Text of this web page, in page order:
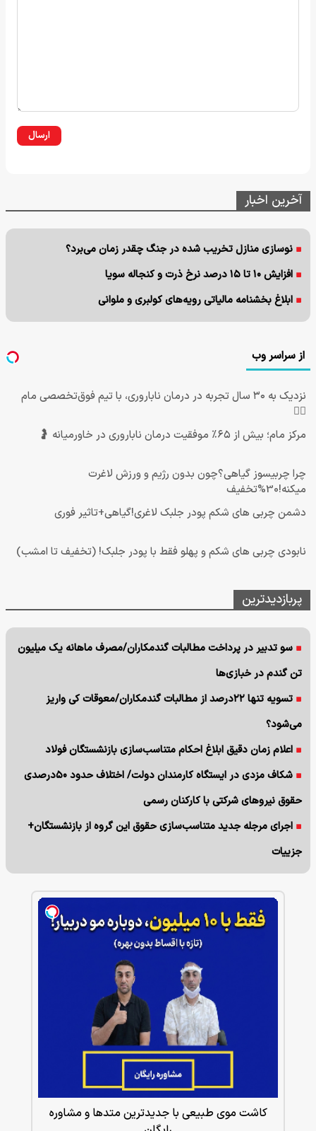
ارسال
آخرین اخبار
نوسازی منازل تخریب شده در جنگ چقدر زمان می‌برد؟
افزایش ۱۰ تا ۱۵ درصد نرخ ذرت و کنجاله سویا
ابلاغ بخشنامه مالیاتی رویه‌های کولبری و ملوانی
از سراسر وب
نزدیک به ۳۰ سال تجربه در درمان ناباروری، با تیم فوق‌تخصصی مام
👩‍⚕️
مرکز مام؛ بیش از ۶۵٪ موفقیت درمان ناباروری در خاورمیانه 🤰
چرا چربیسوز گیاهی؟چون بدون رژیم و ورزش لاغرت
میکنه!30%تخفیف
دشمن چربی های شکم پودر جلبک لاغری!گیاهی+تاثیر فوری
نابودی چربی های شکم و پهلو فقط با پودر جلبک! (تخفیف تا امشب)
پربازدیدترین
سو تدبیر در پرداخت مطالبات گندمکاران/مصرف ماهانه یک میلیون
تن گندم در خبازی‌ها
تسویه تنها ۲۲درصد از مطالبات گندمکاران/معوقات کی واریز
می‌شود؟
اعلام زمان دقیق ابلاغ احکام متناسب‌سازی بازنشستگان فولاد
شکاف مزدی در ایستگاه کارمندان دولت/ اختلاف حدود ۵۰درصدی
حقوق نیروهای شرکتی با کارکنان رسمی
اجرای مرجله جدید متناسب‌سازی حقوق این گروه از بازنشستگان+
جزییات
کاشت موی طبیعی با جدیدترین متدها و مشاوره